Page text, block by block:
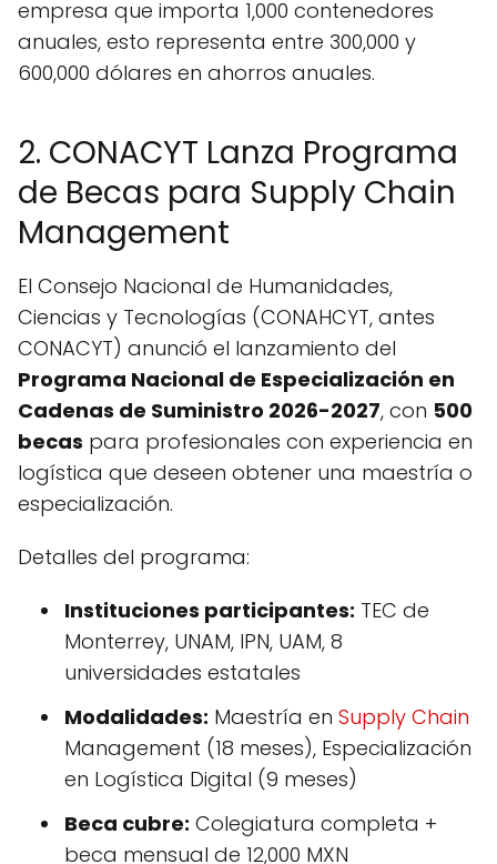
empresa que importa 1,000 contenedores
anuales, esto representa entre 300,000 y
600,000 dólares en ahorros anuales.
2. CONACYT Lanza Programa
de Becas para Supply Chain
Management
El Consejo Nacional de Humanidades,
Ciencias y Tecnologías (CONAHCYT, antes
CONACYT) anunció el lanzamiento del
Programa Nacional de Especialización en
Cadenas de Suministro 2026-2027, con 500
becas para profesionales con experiencia en
logística que deseen obtener una maestría o
especialización.
Detalles del programa:
Instituciones participantes: TEC de
Monterrey, UNAM, IPN, UAM, 8
universidades estatales
Modalidades: Maestría en Supply Chain
Management (18 meses), Especialización
en Logística Digital (9 meses)
Beca cubre: Colegiatura completa +
beca mensual de 12,000 MXN